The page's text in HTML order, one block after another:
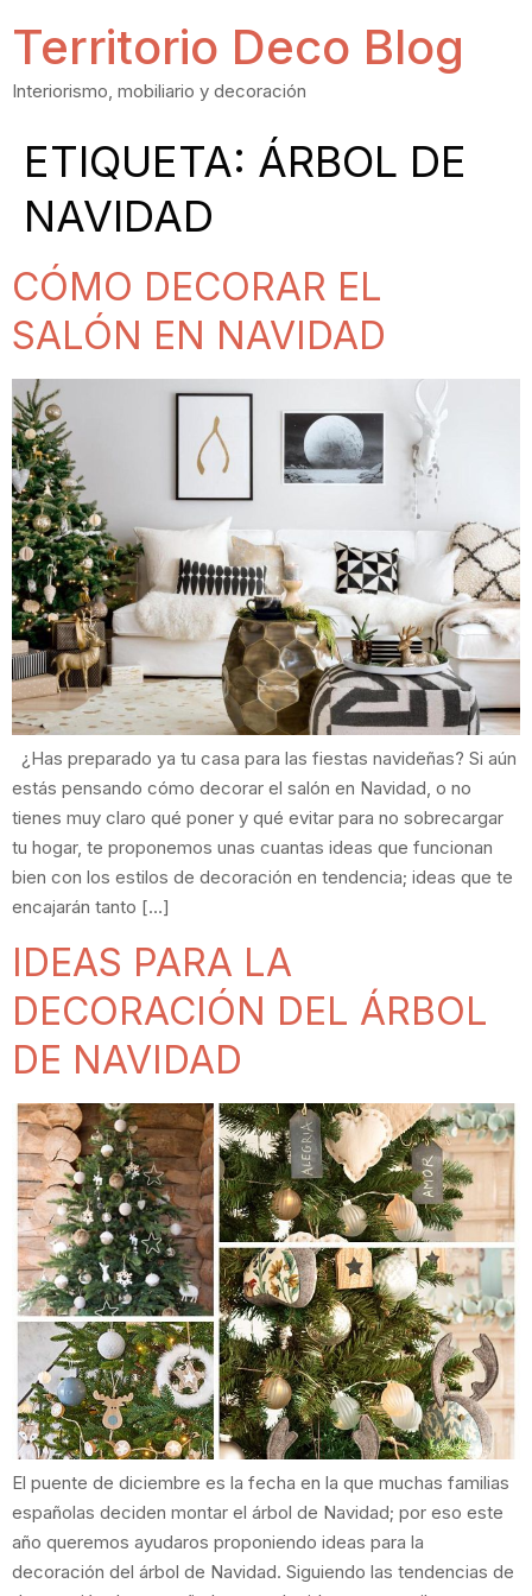
Territorio Deco Blog
Interiorismo, mobiliario y decoración
ETIQUETA: ÁRBOL DE
NAVIDAD
CÓMO DECORAR EL
SALÓN EN NAVIDAD
¿Has preparado ya tu casa para las fiestas navideñas? Si aún
estás pensando cómo decorar el salón en Navidad, o no
tienes muy claro qué poner y qué evitar para no sobrecargar
tu hogar, te proponemos unas cuantas ideas que funcionan
bien con los estilos de decoración en tendencia; ideas que te
encajarán tanto […]
IDEAS PARA LA
DECORACIÓN DEL ÁRBOL
DE NAVIDAD
El puente de diciembre es la fecha en la que muchas familias
españolas deciden montar el árbol de Navidad; por eso este
año queremos ayudaros proponiendo ideas para la
decoración del árbol de Navidad. Siguiendo las tendencias de